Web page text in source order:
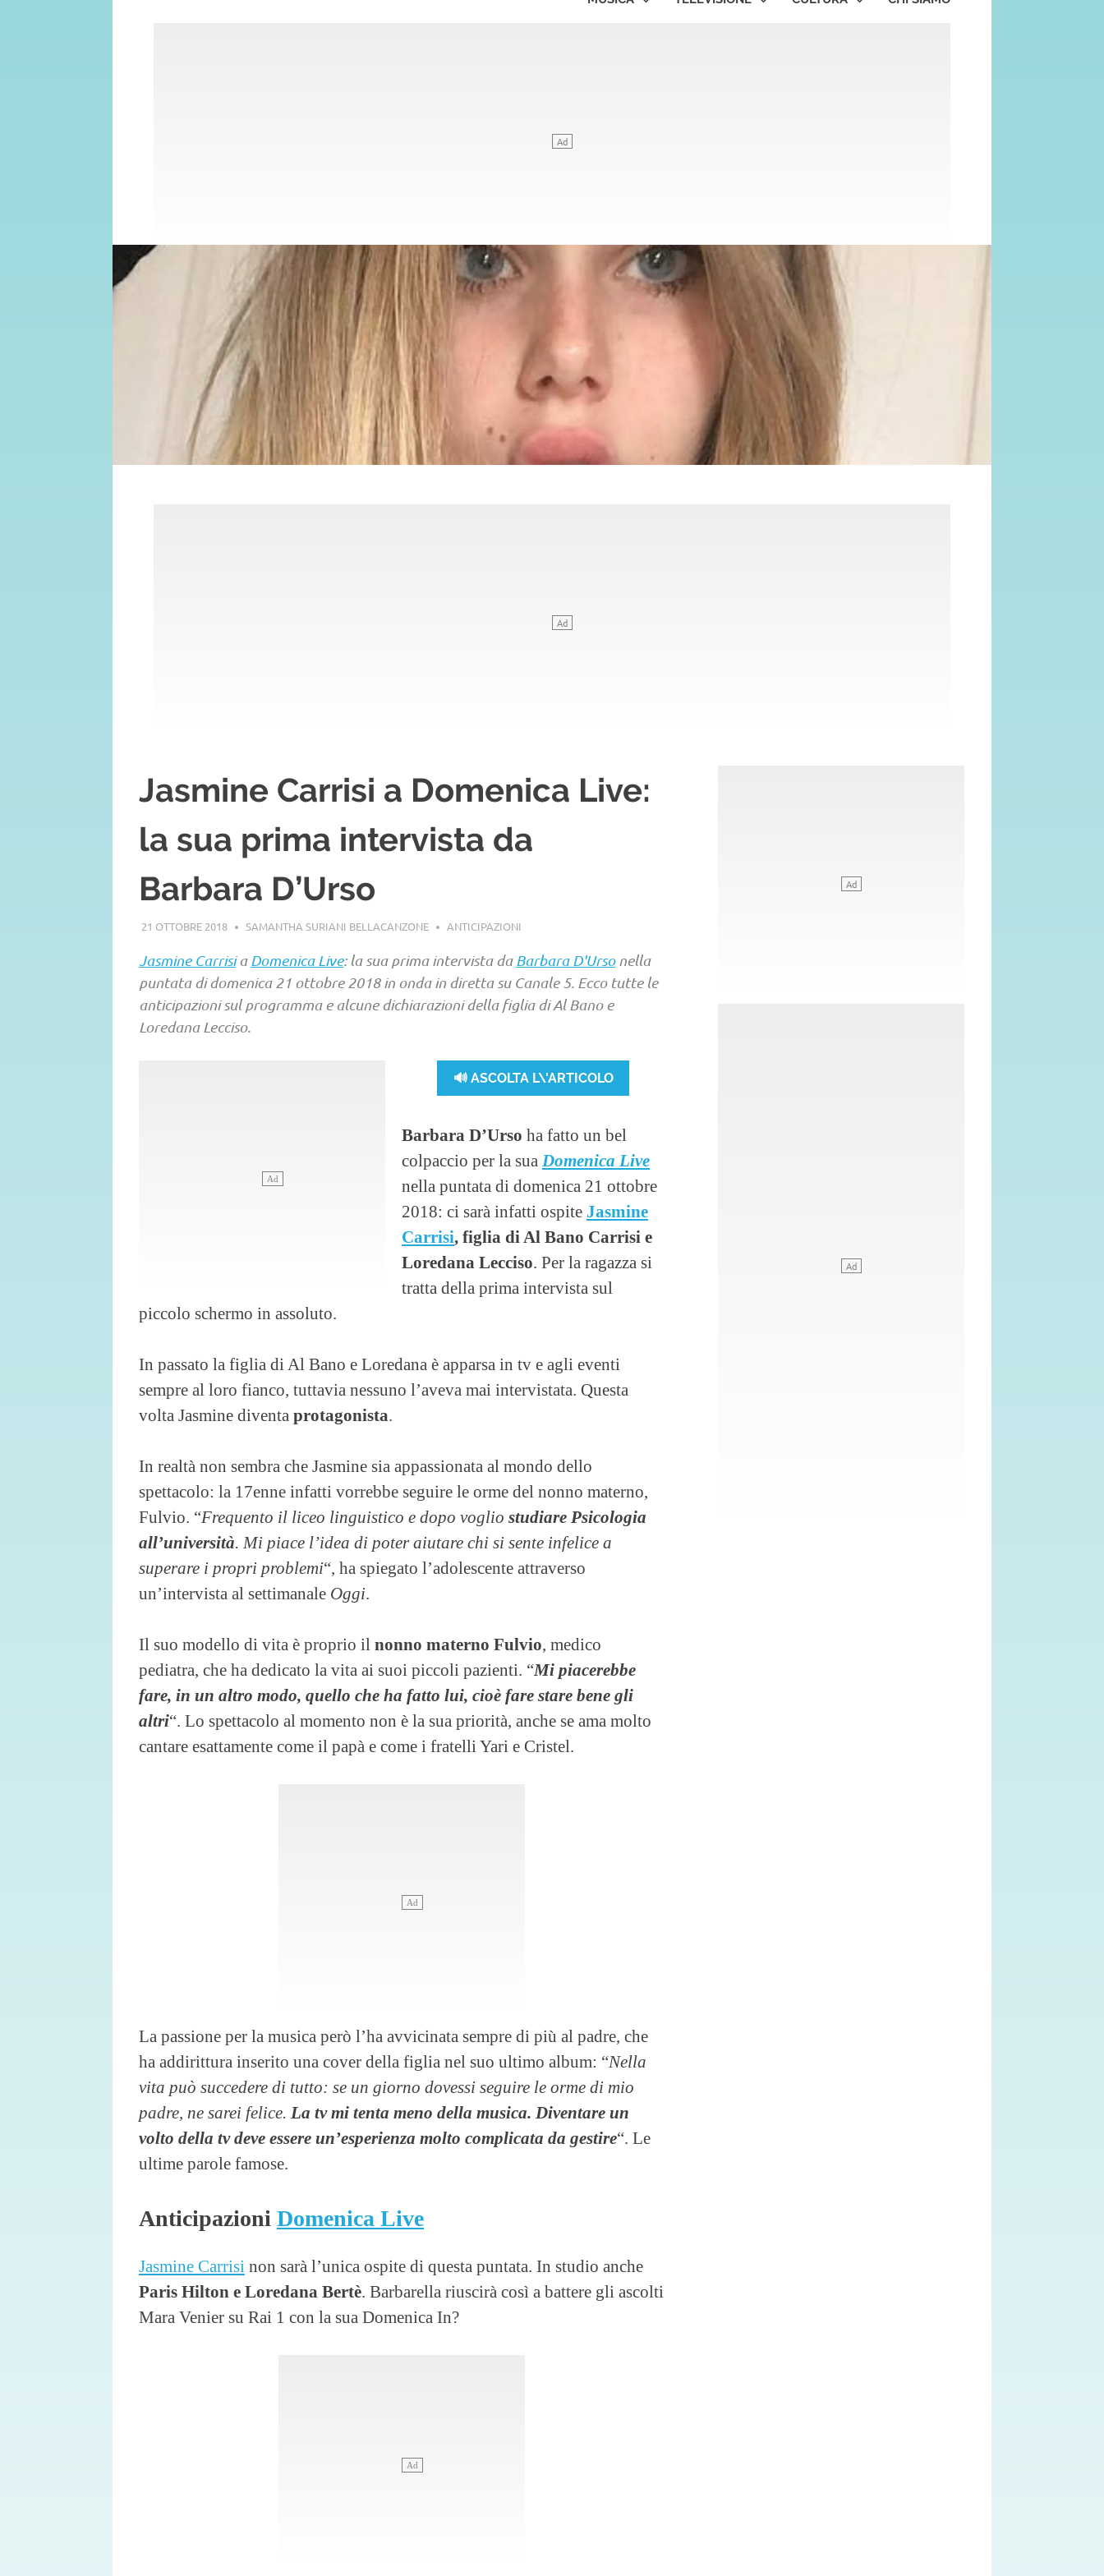
Jasmine Carrisi a Domenica Live:
la sua prima intervista da
Barbara D’Urso
21 OTTOBRE 2018 SAMANTHA SURIANI BELLACANZONE ANTICIPAZIONI
Jasmine CarrisiaDomenica Live: la sua prima intervista daBarbara D'Ursonella
puntata di domenica 21 ottobre 2018 in onda in diretta su Canale 5. Ecco tutte le
anticipazioni sul programma e alcune dichiarazioni della figlia di Al Bano e
Loredana Lecciso.
🔊 ASCOLTA L\'ARTICOLO
Barbara D’Urso ha fatto un bel
colpaccio per la sua Domenica Live
nella puntata di domenica 21 ottobre
2018: ci sarà infatti ospite Jasmine
Carrisi, figlia di Al Bano Carrisi e
Loredana Lecciso . Per la ragazza si
tratta della prima intervista sul
piccolo schermo in assoluto.
In passato la figlia di Al Bano e Loredana è apparsa in tv e agli eventi
sempre al loro fianco, tuttavia nessuno l’aveva mai intervistata. Questa
volta Jasmine diventa protagonista.
In realtà non sembra che Jasmine sia appassionata al mondo dello
spettacolo: la 17enne infatti vorrebbe seguire le orme del nonno materno,
Fulvio. “Frequento il liceo linguistico e dopo voglio studiare Psicologia
all’università. Mi piace l’idea di poter aiutare chi si sente infelice a
superare i propri problemi“, ha spiegato l’adolescente attraverso
un’intervista al settimanale Oggi.
Il suo modello di vita è proprio il nonno materno Fulvio, medico
pediatra, che ha dedicato la vita ai suoi piccoli pazienti. “Mi piacerebbe
fare, in un altro modo, quello che ha fatto lui, cioè fare stare bene gli
altri“. Lo spettacolo al momento non è la sua priorità, anche se ama molto
cantare esattamente come il papà e come i fratelli Yari e Cristel.
La passione per la musica però l’ha avvicinata sempre di più al padre, che
ha addirittura inserito una cover della figlia nel suo ultimo album: “Nella
vita può succedere di tutto: se un giorno dovessi seguire le orme di mio
padre, ne sarei felice. La tv mi tenta meno della musica. Diventare un
volto della tv deve essere un’esperienza molto complicata da gestire“. Le
ultime parole famose.
Anticipazioni Domenica Live
Jasmine Carrisi non sarà l’unica ospite di questa puntata. In studio anche
Paris Hilton e Loredana Bertè. Barbarella riuscirà così a battere gli ascolti
Mara Venier su Rai 1 con la sua Domenica In?